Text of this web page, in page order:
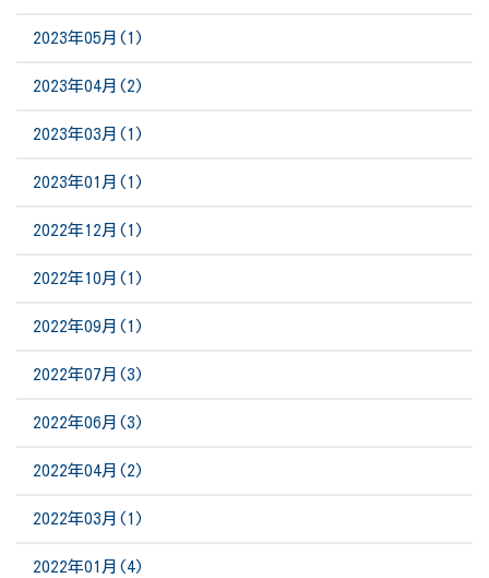
2023年05月(1)
2023年04月(2)
2023年03月(1)
2023年01月(1)
2022年12月(1)
2022年10月(1)
2022年09月(1)
2022年07月(3)
2022年06月(3)
2022年04月(2)
2022年03月(1)
2022年01月(4)